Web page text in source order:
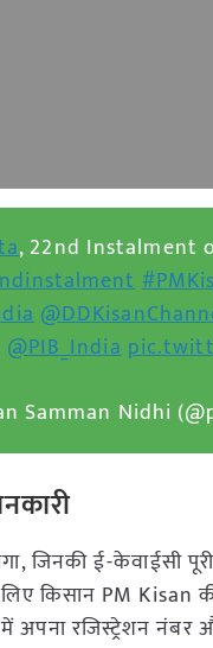
, 22nd Instalment
@PIB_India
Samman Nidhi
जिनकी ई-केवाईसी
किसान PM Kisan
अपना रजिस्ट्रेशन